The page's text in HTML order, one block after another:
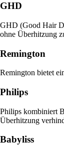
GHD
GHD (Good Hair
ohne Überhitzung
Remington
Remington bietet
Philips
Philips kombiniert
Überhitzung
Babyliss